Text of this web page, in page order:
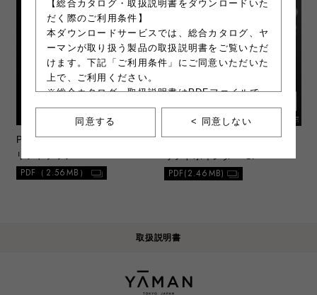
【総合カタログ・取扱説明書をダウンロードいた
だく際のご利用条件】
本ダウンロードサービスでは、総合カタログ、ヤ
ーマンが取り扱う製品の取扱説明書をご覧いただ
けます。下記「ご利用条件」にご同意いただいた
上で、ご利用ください。
※総合カタログ、取扱説明書はPDFファイルで
す。ファイルの容量が大きいので、ご注意くださ
※一部製品にて、別紙類のダウンロードサービス
安全上の注意喚起等が記載された印刷物を指しま
す。
1）本ウェブサイトからダウンロードした総合
同意する < 同意しない
PR-PSM200ヴェーダハイパー
リフトブラシ
PDF（2.56MB）
PR-PSM81-1WAVY ニードル
リフトポインター SP
PDF(2.46MB)
取扱説明書